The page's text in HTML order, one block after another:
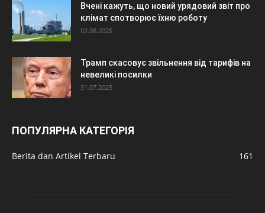
Вчені кажуть, що новий урядовий звіт про
клімат спотворює їхню роботу
02.08.2025
Трамп скасовує звільнення від тарифів на
невеликі посилки
31.07.2025
ПОПУЛЯРНА КАТЕГОРІЯ
Berita dan Artikel Terbaru 161